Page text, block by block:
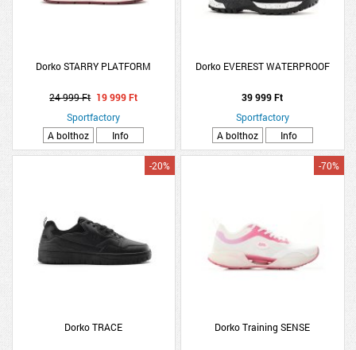
Dorko STARRY PLATFORM
24 999 Ft 19 999 Ft
Sportfactory
A bolthoz
Info
Dorko EVEREST WATERPROOF
39 999 Ft
Sportfactory
A bolthoz
Info
Dorko TRACE
-20%
Dorko Training SENSE
-70%